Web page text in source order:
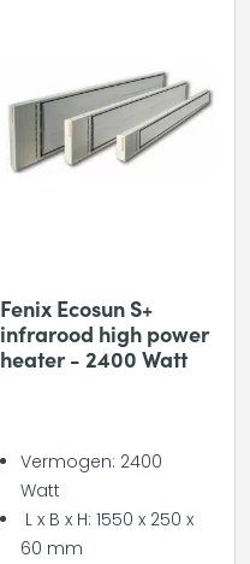
Fenix Ecosun S+
infrarood high power
heater - 2400 Watt
Vermogen: 2400
Watt
L x B x H: 1550 x 250 x
60 mm